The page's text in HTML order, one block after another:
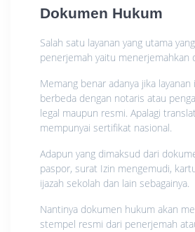
Dokumen Hukum
Salah satu layanan yang utama
penerjemah yaitu menerjemahkan
Memang benar adanya jika
berbeda dengan notaris atau
legal maupun resmi. Apalagi
mempunyai sertifikat nasional.
Adapun yang dimaksud dari
paspor, surat Izin mengemudi,
ijazah sekolah dan lain sebagainya.
Nantinya dokumen hukum akan
stempel resmi dari penerjemah